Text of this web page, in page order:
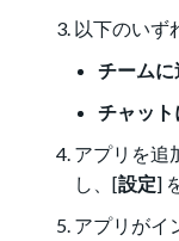
以下のいず
チームに
チャット
アプリを追
し、[設定]
アプリがイ